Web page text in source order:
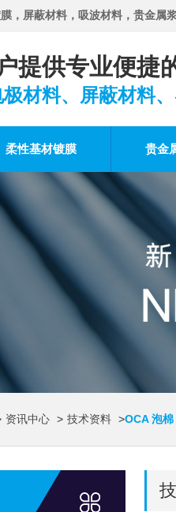
，屏蔽材料，吸波材料，贵金属
提供专业便捷
材料、屏蔽材料
柔性基材镀膜 贵金
资讯中心 > 技术资料 >OCA 泡